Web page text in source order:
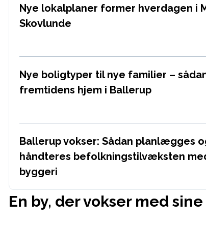
Nye lokalplaner former hverdagen i
Skovlunde
Nye boligtyper til nye familier –
fremtidens hjem i Ballerup
Ballerup vokser: Sådan planlægges
håndteres befolkningstilvæksten
byggeri
En by, der vokser med